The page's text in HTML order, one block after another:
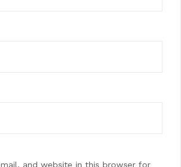
and website in this browser for